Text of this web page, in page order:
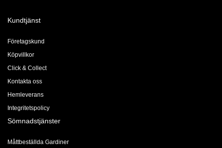
Kundtjänst
Företagskund
Köpvillkor
Click & Collect
Kontakta oss
Hemleverans
Integritetspolicy
Sömnadstjänster
Måttbeställda Gardiner